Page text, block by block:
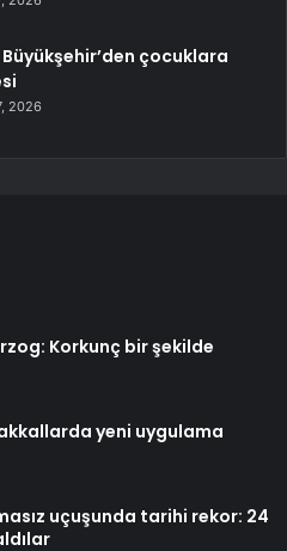
çocuklara
2026
Korkunç bir şekilde
yeni uygulama
uçuşunda tarihi rekor: 24